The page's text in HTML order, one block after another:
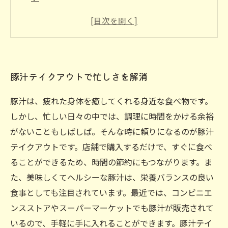
豚汁で体力回復！テイクアウトで健康生活をサ
汁テイクアウト
豚汁テイクアウトで忙しさを解消
豚汁は、疲れた身体を癒してくれる身近な食べ物です。
しかし、忙しい日々の中では、調理に時間をかける余裕
がないこともしばしば。そんな時に頼りになるのが豚汁
テイクアウトです。店舗で購入するだけで、すぐに食べ
ることができるため、時間の節約にもつながります。ま
た、美味しくてヘルシーな豚汁は、栄養バランスの良い
食事としても注目されています。最近では、コンビニエ
ンスストアやスーパーマーケットでも豚汁が販売されて
いるので、手軽に手に入れることができます。豚汁テイ